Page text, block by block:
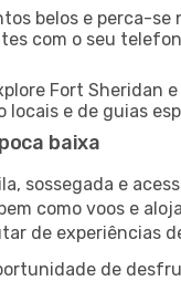
belos e perca-
com o seu
Fort Sheridan
e de guias
baixa
sossegada e
como voos e
de experiências
de